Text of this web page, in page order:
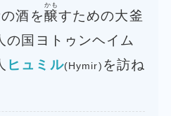
酒を醸
かも
すための大釜
の国ヨトゥンヘイム
ヒュミル(Hymir) を訪ね